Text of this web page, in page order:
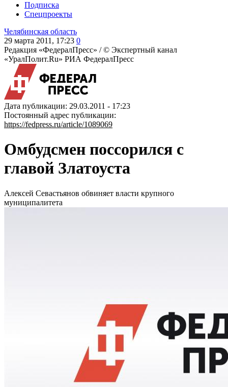
Подписка
Спецпроекты
Челябинская область
29 марта 2011, 17:23 0
Редакция «ФедералПресс» /© Экспертный канал
«УралПолит.Ru» РИА ФедералПресс
Дата публикации: 29.03.2011 - 17:23
Постоянный адрес публикации:
https://fedpress.ru/article/1089069
Омбудсмен поссорился с
главой Златоуста
Алексей Севастьянов обвиняет власти крупного
муниципалитета